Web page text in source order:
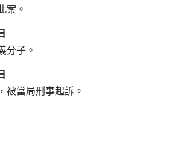
案。
分子。
被當局刑事起訴。